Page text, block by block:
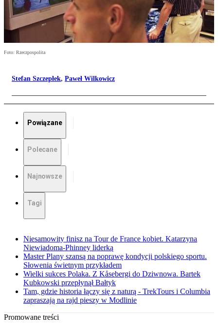
Foto: Rzeczpospolita
Stefan Szczepłek, Paweł Wilkowicz
Powiązane
Polecane
Najnowsze
Tagi
Niesamowity finisz na Tour de France kobiet. Katarzyna
Niewiadoma-Phinney liderką
Master Plany szansą na poprawę kondycji polskiego sportu.
Słowenia świetnym przykładem
Wielki sukces Polaka. Z Kåsebergi do Dziwnowa. Bartek
Kubkowski przepłynął Bałtyk
Tam, gdzie historia łączy się z naturą - TrekTours i Columbia
zapraszają na rajd pieszy w Modlinie
Promowane treści